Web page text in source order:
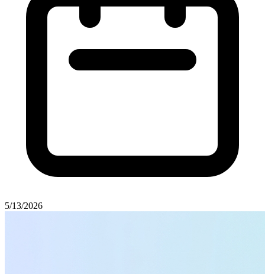
5/13/2026